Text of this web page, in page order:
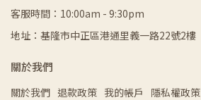
客服時間：10:00am - 9:30pm
地址：基隆市中正區港通里義一路22號2樓
關於我們
關於我們 退款政策 我的帳戶 隱私權政策